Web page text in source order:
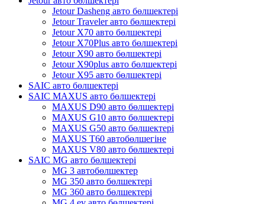
Jetour Dasheng авто бөлшектері
Jetour Traveler авто бөлшектері
Jetour X70 авто бөлшектері
Jetour X70Plus авто бөлшектері
Jetour X90 авто бөлшектері
Jetour X90plus авто бөлшектері
Jetour X95 авто бөлшектері
SAIC авто бөлшектері
SAIC MAXUS авто бөлшектері
MAXUS D90 авто бөлшектері
MAXUS G10 авто бөлшектері
MAXUS G50 авто бөлшектері
MAXUS T60 автобөлшегіне
MAXUS V80 авто бөлшектері
SAIC MG авто бөлшектері
MG 3 автобөлшектер
MG 350 авто бөлшектері
MG 360 авто бөлшектері